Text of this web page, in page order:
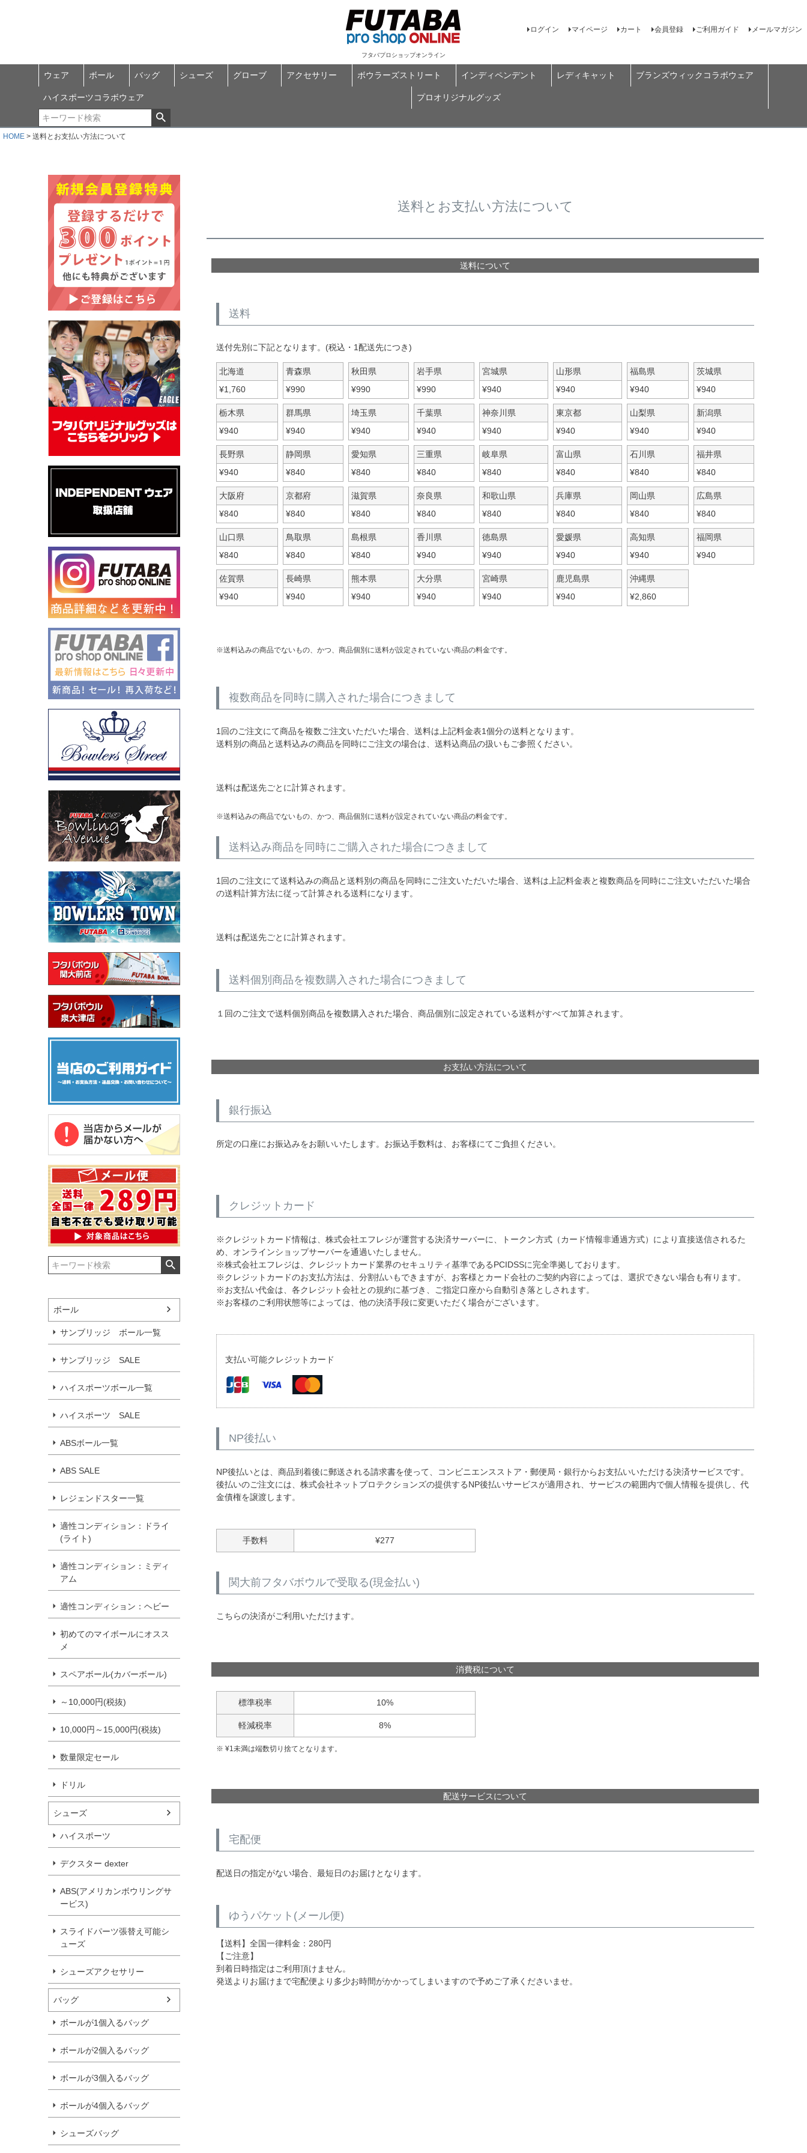
フタバプロショップオンライン
ログイン マイページ カート 会員登録 ご利用ガイド メールマガジン
ウェア ボール バッグ シューズ グローブ アクセサリー ボウラーズストリート インディペンデント レディキャット ブランズウィックコラボウェア
ハイスポーツコラボウェア プロオリジナルグッズ
HOME 送料とお支払い方法について
ボール
サンブリッジ ボール一覧
サンブリッジ SALE
ハイスポーツボール一覧
ハイスポーツ SALE
ABSボール一覧
ABS SALE
レジェンドスター一覧
適性コンディション：ドライ
(ライト)
適性コンディション：ミディ
アム
適性コンディション：ヘビー
初めてのマイボールにオスス
メ
スペアボール(カバーボール)
～10,000円(税抜)
10,000円～15,000円(税抜)
数量限定セール
ドリル
シューズ
ハイスポーツ
デクスター dexter
ABS(アメリカンボウリングサ
ービス)
スライドパーツ張替え可能シ
ューズ
シューズアクセサリー
バッグ
ボールが1個入るバッグ
ボールが2個入るバッグ
ボールが3個入るバッグ
ボールが4個入るバッグ
シューズバッグ
送料とお支払い方法について
送料について
送料
送付先別に下記となります。(税込・1配送先につき)
北海道
¥1,760
青森県
¥990
秋田県
¥990
岩手県
¥990
宮城県
¥940
山形県
¥940
福島県
¥940
茨城県
¥940
栃木県
¥940
群馬県
¥940
埼玉県
¥940
千葉県
¥940
神奈川県
¥940
東京都
¥940
山梨県
¥940
新潟県
¥940
長野県
¥940
静岡県
¥840
愛知県
¥840
三重県
¥840
岐阜県
¥840
富山県
¥840
石川県
¥840
福井県
¥840
大阪府
¥840
京都府
¥840
滋賀県
¥840
奈良県
¥840
和歌山県
¥840
兵庫県
¥840
岡山県
¥840
広島県
¥840
山口県
¥840
鳥取県
¥840
島根県
¥840
香川県
¥940
徳島県
¥940
愛媛県
¥940
高知県
¥940
福岡県
¥940
佐賀県
¥940
長崎県
¥940
熊本県
¥940
大分県
¥940
宮崎県
¥940
鹿児島県
¥940
沖縄県
¥2,860
送料込みの商品でないもの、かつ、商品個別に送料が設定されていない商品の料金です。
複数商品を同時に購入された場合につきまして
1回のご注文にて商品を複数ご注文いただいた場合、送料は上記料金表1個分の送料となります。
送料別の商品と送料込みの商品を同時にご注文の場合は、送料込商品の扱いもご参照ください。
送料は配送先ごとに計算されます。
送料込みの商品でないもの、かつ、商品個別に送料が設定されていない商品の料金です。
送料込み商品を同時にご購入された場合につきまして
1回のご注文にて送料込みの商品と送料別の商品を同時にご注文いただいた場合、送料は上記料金表と複数商品を同時にご注文いただいた場合
の送料計算方法に従って計算される送料になります。
送料は配送先ごとに計算されます。
送料個別商品を複数購入された場合につきまして
１回のご注文で送料個別商品を複数購入された場合、商品個別に設定されている送料がすべて加算されます。
お支払い方法について
銀行振込
所定の口座にお振込みをお願いいたします。お振込手数料は、お客様にてご負担ください。
クレジットカード
※クレジットカード情報は、株式会社エフレジが運営する決済サーバーに、トークン方式（カード情報非通過方式）により直接送信されるた
め、オンラインショップサーバーを通過いたしません。
※株式会社エフレジは、クレジットカード業界のセキュリティ基準であるPCIDSSに完全準拠しております。
※クレジットカードのお支払方法は、分割払いもできますが、お客様とカード会社のご契約内容によっては、選択できない場合も有ります。
※お支払い代金は、各クレジット会社との規約に基づき、ご指定口座から自動引き落としされます。
※お客様のご利用状態等によっては、他の決済手段に変更いただく場合がございます。
支払い可能クレジットカード
NP後払い
NP後払いとは、商品到着後に郵送される請求書を使って、コンビニエンスストア・郵便局・銀行からお支払いいただける決済サービスです。
後払いのご注文には、株式会社ネットプロテクションズの提供するNP後払いサービスが適用され、サービスの範囲内で個人情報を提供し、代
金債権を譲渡します。
手数料 ¥277
関大前フタバボウルで受取る(現金払い)
こちらの決済がご利用いただけます。
消費税について
標準税率 10%
軽減税率 8%
¥1未満は端数切り捨てとなります。
配送サービスについて
宅配便
配送日の指定がない場合、最短日のお届けとなります。
ゆうパケット(メール便)
【送料】全国一律料金：280円
【ご注意】
到着日時指定はご利用頂けません。
発送よりお届けまで宅配便より多少お時間がかかってしまいますので予めご了承くださいませ。